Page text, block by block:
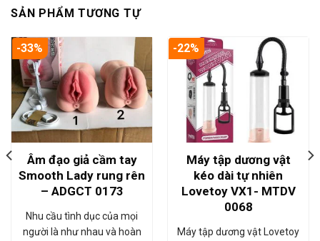
SẢN PHẨM TƯƠNG TỰ
-33%
Âm đạo giả cầm tay
Smooth Lady rung rên
– ADGCT 0173
Nhu cầu tình dục của mọi
người là như nhau và hoàn
-22%
Máy tập dương vật
kéo dài tự nhiên
Lovetoy VX1- MTDV
0068
Máy tập dương vật Lovetoy